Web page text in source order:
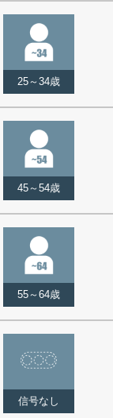
25～34歳
45～54歳
55～64歳
信号なし